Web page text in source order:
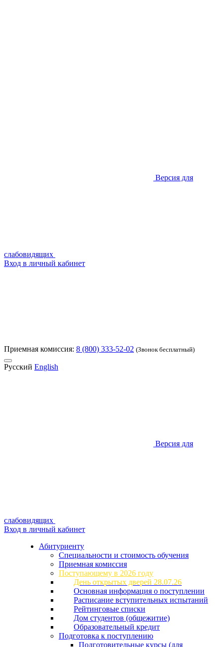
Версия для
слабовидящих
Вход в личный кабинет
Приемная комиссия: 8 (800) 333-52-02 (Звонок бесплатный)
Русский English
Версия для
слабовидящих
Вход в личный кабинет
Абитуриенту
Специальности и стоимость обучения
Приемная комиссия
Поступающему в 2026 году
День открытых дверей 28.07.26
Основная информация о поступлении
Расписание вступительных испытаний
Рейтинговые списки
Дом студентов (общежитие)
Образовательный кредит
Подготовка к поступлению
Подготовительные курсы (для